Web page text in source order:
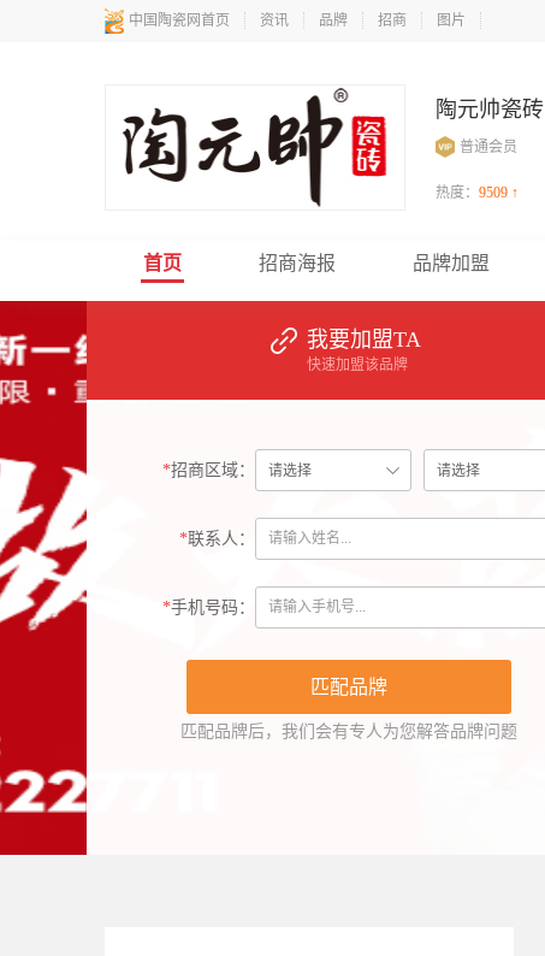
中国陶瓷网首页 资讯 品牌 招商 图片
陶元帅瓷砖
普通会员
热度： 9509 ↑
首页 招商海报 品牌加盟
我要加盟TA
快速加盟该品牌
*招商区域：
*联系人：
*手机号码：
匹配品牌后，我们会有专人为您解答品牌问题